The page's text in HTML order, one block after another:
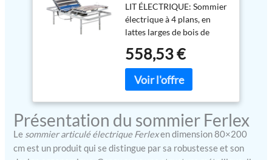
Compact |
Commande par Câble
et Pieds réglables sur
4 hauteurs
LIT ÉLECTRIQUE: Sommier
électrique à 4 plans, en
lattes larges de bois de
supporter jusqu'à 145 kg.
Son moteur allemand
permet un réglage précis
de câble. Compatible avec
des porte-sérum et des
trapèzes pour le lit, offrant
558,53 €
Présentation du sommier Ferlex
Le sommier articulé électrique Ferlexen dimension 80×200
cm est un produit qui se distingue par sa robustesse et son